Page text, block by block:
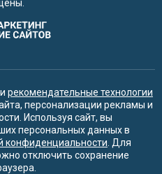
и рекомендательные технологии
персонализации рекламы и
Используя сайт, вы
персональных данных в
конфиденциальности . Для
отключить сохранение